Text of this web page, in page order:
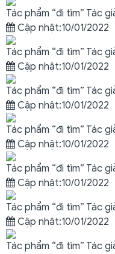
Tác phẩm “đi tìm” Tác
Cập nhật:10/01/2022
Tác phẩm “đi tìm” Tác
Cập nhật:10/01/2022
Tác phẩm “đi tìm” Tác
Cập nhật:10/01/2022
Tác phẩm “đi tìm” Tác
Cập nhật:10/01/2022
Tác phẩm “đi tìm” Tác
Cập nhật:10/01/2022
Tác phẩm “đi tìm” Tác
Cập nhật:10/01/2022
Tác phẩm “đi tìm” Tác